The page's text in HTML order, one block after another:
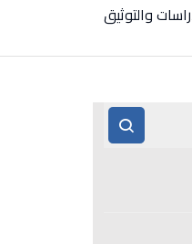
والتوثيق